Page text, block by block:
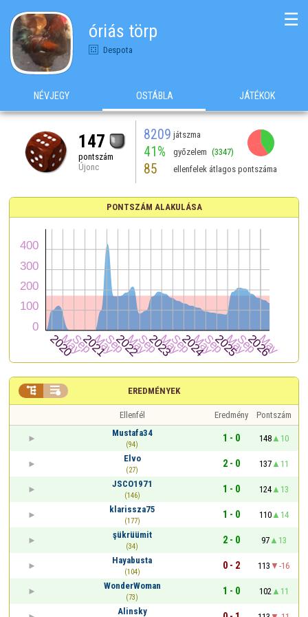
óriás törp
Despota
☰
NÉVJEGY OSTÁBLA JÁTÉKOK
147
pontszám
Újonc
8209 játszma
41% győzelem (3347)
85 ellenfelek átlagos pontszáma
PONTSZÁM ALAKULÁSA
EREDMÉNYEK
 
Ellenfél Eredmény
Pontszám
Mustafa34
(94)
1 - 0 148
10
Elvo
(27)
2 - 0 137
11
JSCO1971
(146)
1 - 0 124
13
klarissza75
(177)
1 - 0 110
14
şükrüümit
(34)
2 - 0 97
13
Hayabusta
(104)
0 - 2 113
-16
WonderWoman
(73)
1 - 0 102
11
Alinsky